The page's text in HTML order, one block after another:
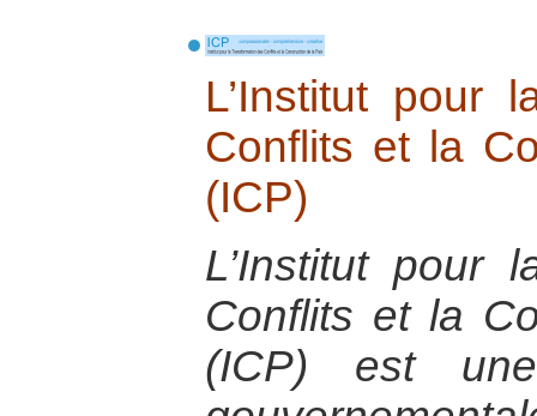
L’Institut pour
Conflits et la
(ICP)
L’Institut pour
Conflits et la
(ICP) est